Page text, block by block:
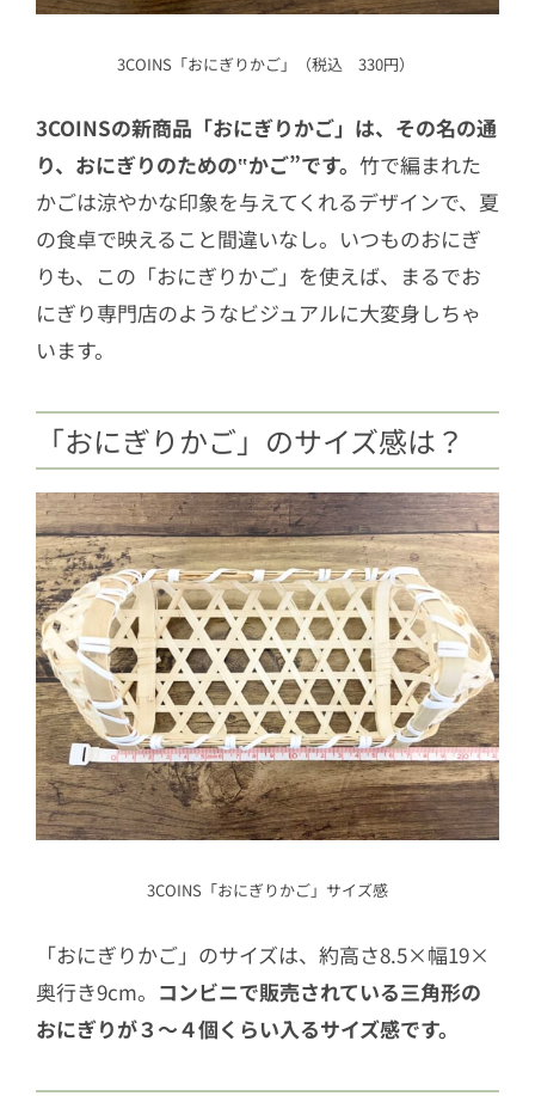
3COINS「おにぎりかご」（税込 330円）
3COINSの新商品「おにぎりかご」は、その名の通
り、おにぎりのための‟かご”です。 竹で編まれた
かごは涼やかな印象を与えてくれるデザインで、夏
の食卓で映えること間違いなし。いつものおにぎ
りも、この「おにぎりかご」を使えば、まるでお
にぎり専門店のようなビジュアルに大変身しちゃ
います。
「おにぎりかご」のサイズ感は？
3COINS「おにぎりかご」サイズ感
「おにぎりかご」のサイズは、約高さ8.5×幅19×
奥行き9cm。 コンビニで販売されている三角形の
おにぎりが３～４個くらい入るサイズ感です。